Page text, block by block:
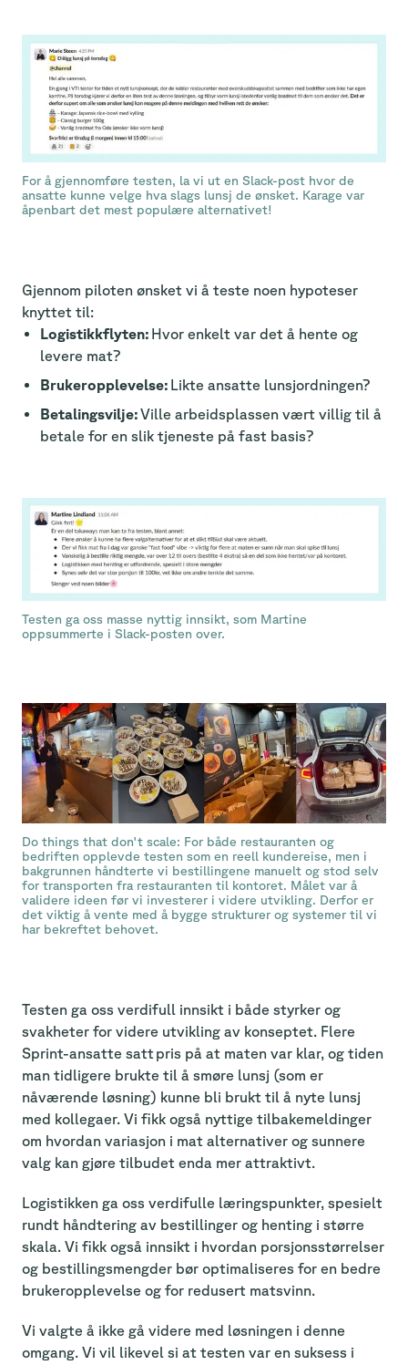
For å gjennomføre testen, la vi ut en Slack-post hvor de
ansatte kunne velge hva slags lunsj de ønsket. Karage var
åpenbart det mest populære alternativet!
Gjennom piloten ønsket vi å teste noen hypoteser
knyttet til:
Logistikkflyten: Hvor enkelt var det å hente og
levere mat?
Brukeropplevelse: Likte ansatte lunsjordningen?
Betalingsvilje:Ville arbeidsplassen vært villig til å
betale for en slik tjeneste på fast basis?
Testen ga oss masse nyttig innsikt, som Martine
oppsummerte i Slack-posten over.
Do things that don't scale: For både restauranten og
bedriften opplevde testen som en reell kundereise, men i
bakgrunnen håndterte vi bestillingene manuelt og stod selv
for transporten fra restauranten til kontoret. Målet var å
validere ideen før vi investerer i videre utvikling. Derfor er
det viktig å vente med å bygge strukturer og systemer til vi
har bekreftet behovet.
Testen ga oss verdifull innsikt i både styrker og
svakheter for videre utvikling av konseptet. Flere
Sprint-ansatte satt pris på at maten var klar, og tiden
man tidligere brukte til å smøre lunsj (som er
nåværende løsning) kunne bli brukt til å nyte lunsj
med kollegaer. Vi fikk også nyttige tilbakemeldinger
om hvordan variasjon i mat alternativer og sunnere
valg kan gjøre tilbudet enda mer attraktivt.
Logistikken ga oss verdifulle læringspunkter, spesielt
rundt håndtering av bestillinger og henting i større
skala. Vi fikk også innsikt i hvordan porsjonsstørrelser
og bestillingsmengder bør optimaliseres for en bedre
brukeropplevelse og for redusert matsvinn.
Vi valgte å ikke gå videre med løsningen i denne
omgang. Vi vil likevel si at testen var en suksess i